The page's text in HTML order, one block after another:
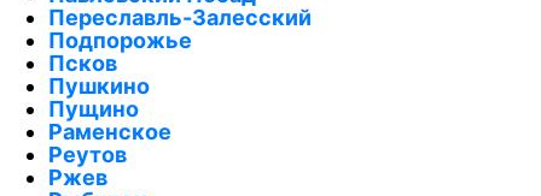
Переславль-Залесский
Подпорожье
Псков
Пушкино
Пущино
Раменское
Реутов
Ржев